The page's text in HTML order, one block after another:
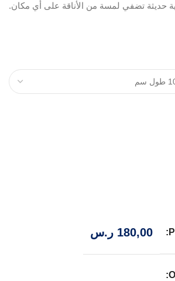
حديثة تضفي لمسة من الأناقة على أي مكان.
180,00 ر.س